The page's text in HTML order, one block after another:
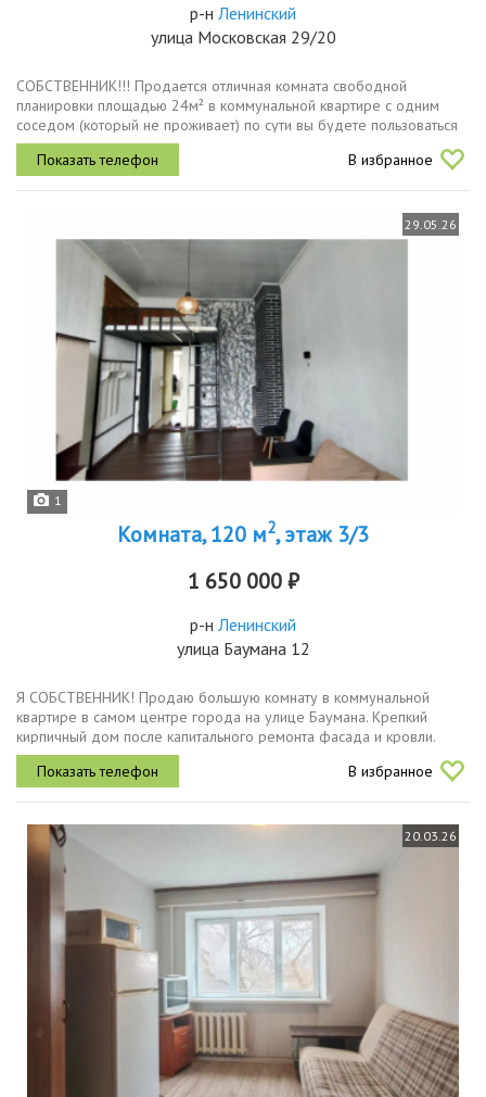
р-н Ленинский
улица Московская 29/20
СОБСТВЕННИК!!! Продается отличная комната свободной
планировки площадью 24м² в коммунальной квартире с одним
соседом (который не проживает) по сути вы будете пользоваться
всей квартирой. В комнате 2 огромных окна и из нее легко можно
сделать 2...
В избранное
29.05.26
1
Комната, 120 м2, этаж 3/3
1 650 000 ₽
р-н Ленинский
улица Баумана 12
Я СОБСТВЕННИК! Продаю большую комнату в коммунальной
квартире в самом центре города на улице Баумана. Крепкий
кирпичный дом после капитального ремонта фасада и кровли.
Площадь комнаты 18 метров + второй уровень. Теплая, светлая, не
угловая,...
В избранное
20.03.26